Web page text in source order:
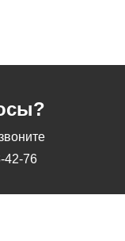
42-76